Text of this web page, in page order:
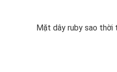
Mặt dây ruby sao thời